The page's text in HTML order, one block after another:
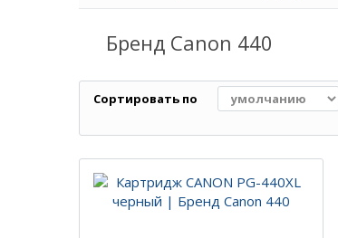
Бренд Canon 440
Сортировать по